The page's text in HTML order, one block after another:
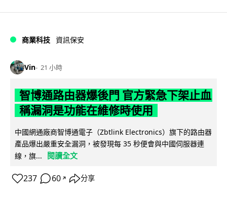
商業科技 資訊保安
Vin 21 小時
智博通路由器爆後門 官方緊急下架止血
稱漏洞是功能在維修時使用
中國網通廠商智博通電子（Zbtlink Electronics）旗下的路由器
產品爆出嚴重安全漏洞，被發現每 35 秒便會與中國伺服器連
線，旗...
閱讀全文
237 60 ↗ 分享